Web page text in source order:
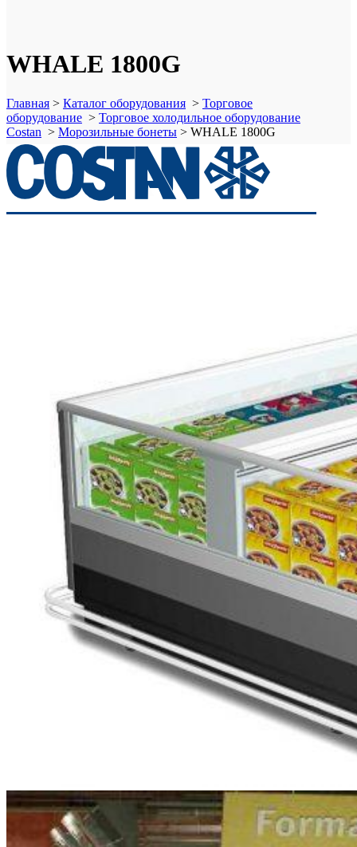
WHALE 1800G
Главная > Каталог оборудования > Торговое
оборудование > Торговое холодильное оборудование
Costan > Морозильные бонеты > WHALE 1800G